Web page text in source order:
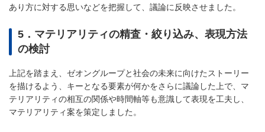
あり方に対する思いなどを把握して、議論に反映させました。
5．マテリアリティの精査・絞り込み、表現方法
の検討
上記を踏まえ、ゼオングループと社会の未来に向けたストーリー
を描けるよう、キーとなる要素が何かをさらに議論した上で、マ
テリアリティの相互の関係や時間軸等も意識して表現を工夫し、
マテリアリティ案を策定しました。